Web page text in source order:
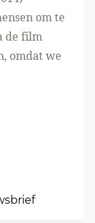
om te
de film
omdat we